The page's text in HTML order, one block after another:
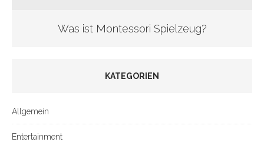
Was ist Montessori Spielzeug?
KATEGORIEN
Allgemein
Entertainment